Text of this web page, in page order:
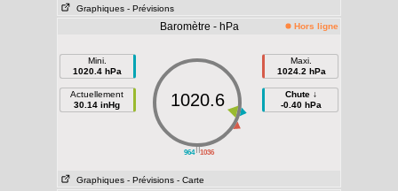
Graphiques - Prévisions
Baromètre - hPa Hors ligne
Mini.
1020.4 hPa
Actuellement
30.14 inHg
||
964 1036
1020.6
Maxi.
1024.2 hPa
Chute ↓
-0.40 hPa
Graphiques - Prévisions - Carte